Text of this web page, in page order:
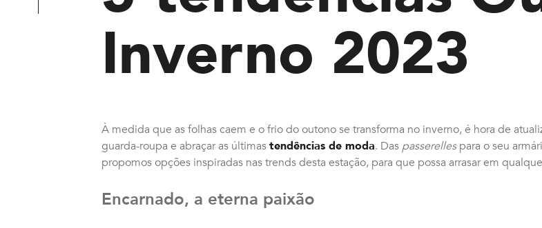
Inverno 2023
À medida que as folhas caem e o frio do outono se transforma no inverno, é hora de
guarda-roupa e abraçar as últimastendências de moda. Das passerellespara o seu
propomos opções inspiradas nas trends desta estação, para que possa arrasar em
Encarnado, a eterna paixão